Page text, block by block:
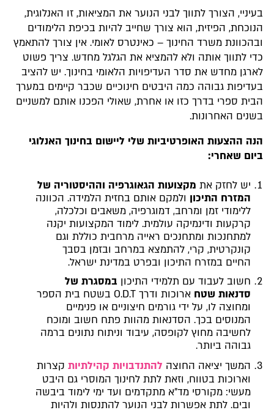
בעיניי, הצורך לתווך לבני הנוער את המציאות, זו האנלוגית,
הנוכחת, הפיזית, הוא צורך שחייב להיות בכיפת הלימודים
ובהכוונת משרד החינוך – כאינטרס לאומי. אין צורך להתאמץ
כדי לתווך אותה ולא להמציא את הגלגל מחדש. צריך פשוט
לארגן מחדש את סדר העדיפויות הלאומי בחינוך. יש להציב
בעדיפות גבוהה כמה היבטים חינוכיים שכבר קיימים במערך
הבית ספרי בדרך כזו או אחרת, שאולי הפכנו אותם למשניים
בשנים האחרונות.
הנה ההצעות האופרטיביות שלי ליישום בחינוך האנלוגי
ביום שאחרי:
יש לחזק אתמקצועות הגאוגרפיה וההיסטוריה של
המזרח התיכון ולמקם אותם בחזית הלמידה. הכוונה
ללימודי זמן ומרחב, דמוגרפיה, משאבים וכלכלה,
קרקעות ודינמיקה עולמית. לימוד המקצועות יקנה
למתחנכות ומתחנכים ראייה מרחבית כוללת וגם
קונקרטית, קרי, להתמצא במרחב ובזמן בסבך
החיים במזרח התיכון ובפרט במדינת ישראל.
חשוב לעבוד עם תלמידי התיכון במסגרת של
סדנאות שטח
ארוכות ודרך O.D.T בשטח בית הספר
ומחוצה לו, על ידי גורמים חיצוניים או פנימיים
המנוסים בכך. הסדנאות מהוות פתח חשוב ומוכח
לחשיבה מחוץ לקופסה, עיבוד וניתוח נתונים ברמה
גבוהה ביותר.
המשך יציאה החוצה להתנדבויות קהילתיותקצרות
וארוכות בטווח, וזאת לתת לחינוך המוסרי גם היבט
מעשי: מקורסי מד"א מתקדמים ועד ימי לימוד ביבשה
ובים. לתת אפשרות לבני הנוער להתנסות ולהיות